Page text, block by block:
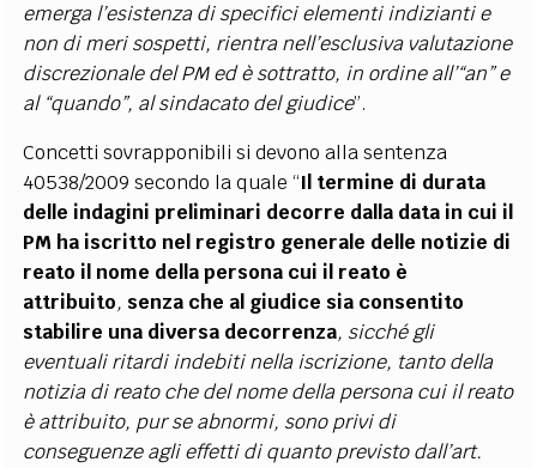
emerga l’esistenza di specifici elementi indizianti e
non di meri sospetti, rientra nell’esclusiva valutazione
discrezionale del PM ed è sottratto, in ordine all’“an” e
al “quando”, al sindacato del giudice”.
Concetti sovrapponibili si devono alla sentenza
40538/2009 secondo la quale “Il termine di durata
delle indagini preliminari decorre dalla data in cui il
PM ha iscritto nel registro generale delle notizie di
reato il nome della persona cui il reato è
attribuito, senza che al giudice sia consentito
stabilire una diversa decorrenza, sicché gli
eventuali ritardi indebiti nella iscrizione, tanto della
notizia di reato che del nome della persona cui il reato
è attribuito, pur se abnormi, sono privi di
conseguenze agli effetti di quanto previsto dall’art.